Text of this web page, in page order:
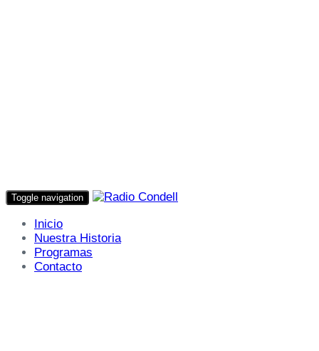
Toggle navigation
Inicio
Nuestra Historia
Programas
Contacto